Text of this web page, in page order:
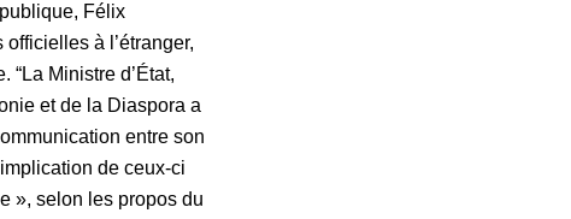
Félix
à l’étranger,
Ministre d’État,
et de la Diaspora a
entre son
de ceux-ci
», selon les propos du